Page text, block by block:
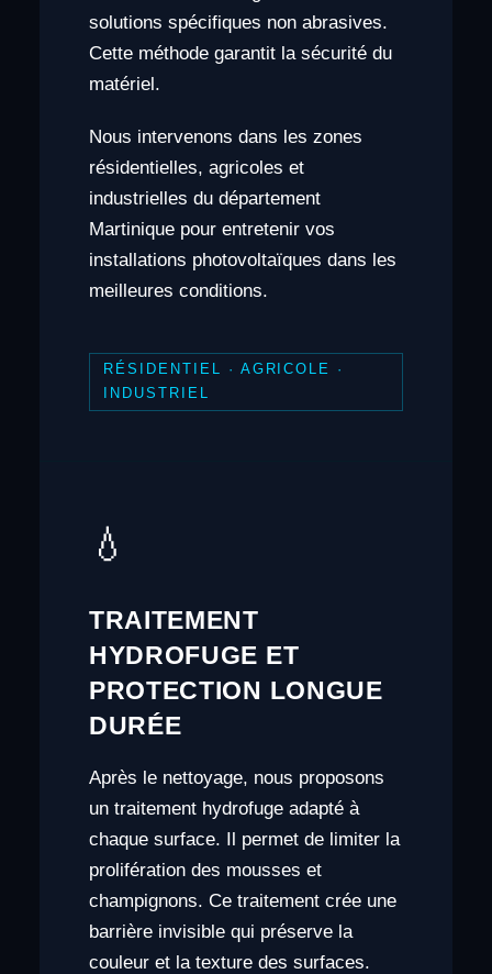
solutions spécifiques non abrasives.
Cette méthode garantit la sécurité du
matériel.
Nous intervenons dans les zones
résidentielles, agricoles et
industrielles du département
Martinique pour entretenir vos
installations photovoltaïques dans les
meilleures conditions.
RÉSIDENTIEL · AGRICOLE ·
INDUSTRIEL
💧
TRAITEMENT
HYDROFUGE ET
PROTECTION LONGUE
DURÉE
Après le nettoyage, nous proposons
un traitement hydrofuge adapté à
chaque surface. Il permet de limiter la
prolifération des mousses et
champignons. Ce traitement crée une
barrière invisible qui préserve la
couleur et la texture des surfaces.